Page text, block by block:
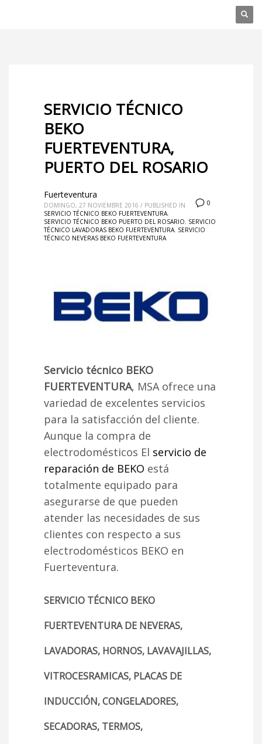
SERVICIO TÉCNICO
BEKO
FUERTEVENTURA,
PUERTO DEL ROSARIO
0
Fuerteventura
DOMINGO, 27 NOVIEMBRE 2016 / PUBLISHED IN
SERVICIO TÉCNICO BEKO FUERTEVENTURA,
SERVICIO TÉCNICO BEKO PUERTO DEL ROSARIO, SERVICIO
TÉCNICO LAVADORAS BEKO FUERTEVENTURA, SERVICIO
TÉCNICO NEVERAS BEKO FUERTEVENTURA
Servicio técnico BEKO
FUERTEVENTURA, MSA ofrece una
variedad de excelentes servicios
para la satisfacción del cliente.
Aunque la compra de
electrodomésticos El servicio de
reparación de BEKO está
totalmente equipado para
asegurarse de que pueden
atender las necesidades de sus
clientes con respecto a sus
electrodomésticos BEKO en
Fuerteventura.
SERVICIO TÉCNICO BEKO
FUERTEVENTURA DE NEVERAS,
LAVADORAS, HORNOS, LAVAVAJILLAS,
VITROCESRAMICAS, PLACAS DE
INDUCCIÓN, CONGELADORES,
SECADORAS, TERMOS,